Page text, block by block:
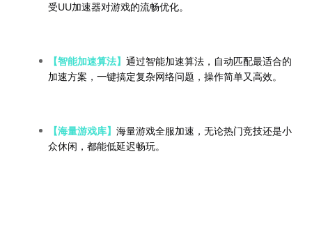
受UU加速器对游戏的流畅优化。
【智能加速算法】 通过智能加速算法，自动匹配最适合的
加速方案，一键搞定复杂网络问题，操作简单又高效。
【海量游戏库】 海量游戏全服加速，无论热门竞技还是小
众休闲，都能低延迟畅玩。